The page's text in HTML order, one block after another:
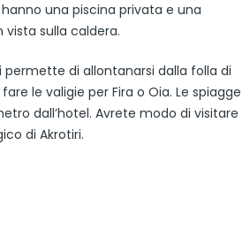
una piscina privata e una
vista sulla caldera.
permette di allontanarsi dalla folla di
le valigie per Fira o Oia. Le spiagge
dall’hotel. Avrete modo di visitare
di Akrotiri.